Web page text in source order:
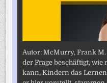
Autor: McMurry, Frank
der Frage beschäftigt,
kann, Kindern das